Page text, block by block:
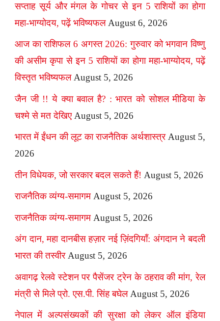
सप्ताह सूर्य और मंगल के गोचर से इन 5 राशियों का होगा
महा-भाग्योदय, पढ़ें भविष्यफल August 6, 2026
आज का राशिफल 6 अगस्त 2026: गुरुवार को भगवान विष्णु
की असीम कृपा से इन 5 राशियों का होगा महा-भाग्योदय, पढ़ें
विस्तृत भविष्यफल August 5, 2026
जैन जी !! ये क्या बवाल है? : भारत को सोशल मीडिया के
चश्मे से मत देखिए August 5, 2026
भारत में ईंधन की लूट का राजनैतिक अर्थशास्त्र August 5,
2026
तीन विधेयक, जो सरकार बदल सकते हैं! August 5, 2026
राजनैतिक व्यंग्य-समागम August 5, 2026
राजनैतिक व्यंग्य-समागम August 5, 2026
अंग दान, महा दानबीस हज़ार नई ज़िंदगियाँ: अंगदान ने बदली
भारत की तस्वीर August 5, 2026
अवागढ़ रेलवे स्टेशन पर पैसेंजर ट्रेन के ठहराव की मांग, रेल
मंत्री से मिले प्रो. एस.पी. सिंह बघेल August 5, 2026
नेपाल में अल्पसंख्यकों की सुरक्षा को लेकर ऑल इंडिया